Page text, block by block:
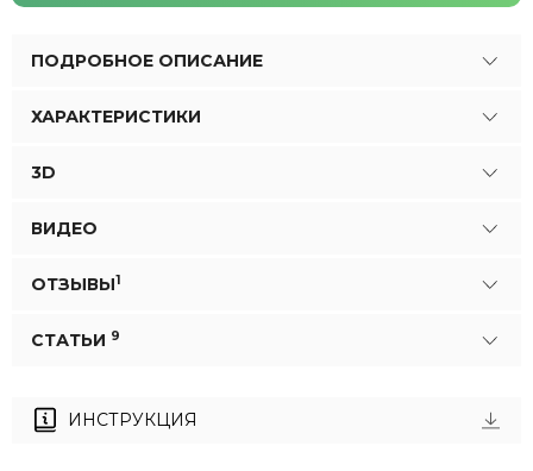
ПОДРОБНОЕ ОПИСАНИЕ
ХАРАКТЕРИСТИКИ
3D
ВИДЕО
ОТЗЫВЫ1
СТАТЬИ 9
ИНСТРУКЦИЯ